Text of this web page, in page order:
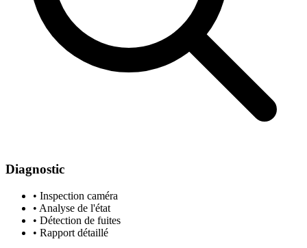
Diagnostic
• Inspection caméra
• Analyse de l'état
• Détection de fuites
• Rapport détaillé